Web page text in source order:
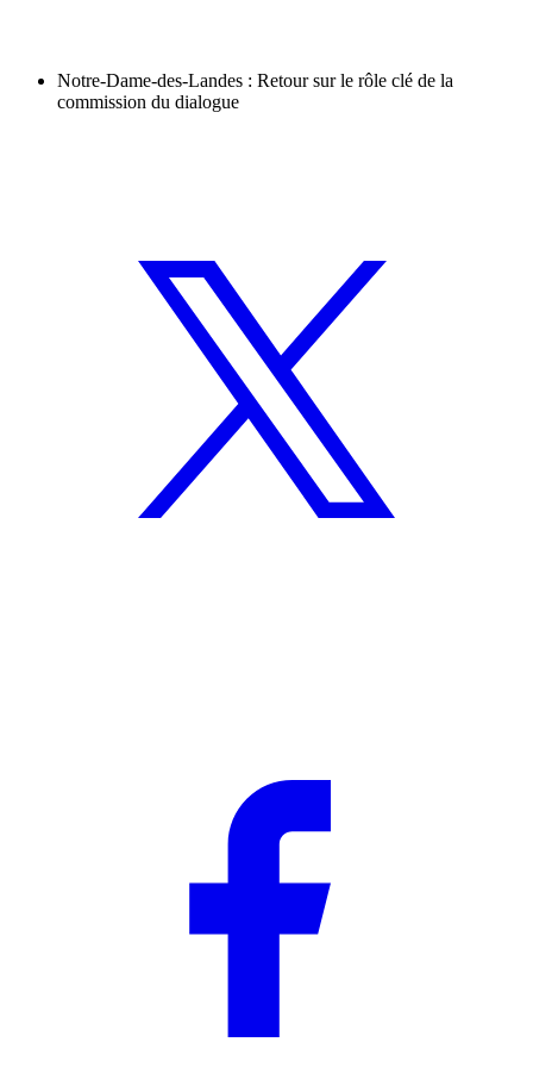
Notre-Dame-des-Landes : Retour sur le rôle clé de la
commission du dialogue